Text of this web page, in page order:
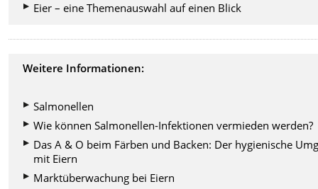
Eier – eine Themenauswahl auf einen Blick
Weitere Informationen:
Salmonellen
Wie können Salmonellen-Infektionen vermieden werden?
Das A & O beim Färben und Backen: Der hygienische
mit Eiern
Marktüberwachung bei Eiern